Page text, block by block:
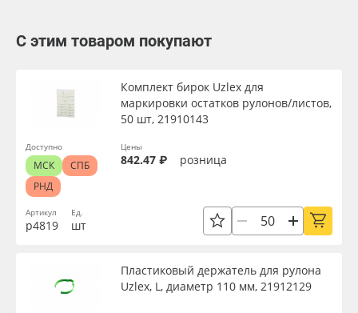
С этим товаром покупают
Артикул
р4819
Комплект бирок Uzlex для
маркировки остатков рулонов/листов,
50 шт, 21910143
Ед.
шт
Цены
842.47 ₽ розница
Доступно
МСК
СПБ
РНД
Пластиковый держатель для рулона
Uzlex, L, диаметр 110 мм, 21912129